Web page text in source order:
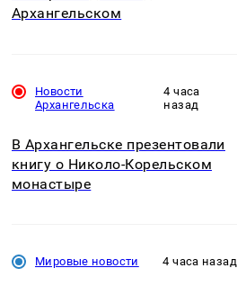
Архангельском
Новости
Архангельска
4 часа
назад
В Архангельске презентовали
книгу о Николо-Корельском
монастыре
Мировые новости 4 часа назад